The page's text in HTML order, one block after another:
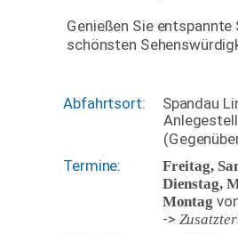
Genießen Sie
schönsten
Abfahrtsort:
Spandau
Termine: Freitag,
Dienstag,
Montag
->